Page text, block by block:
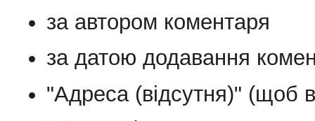
за автором коментаря
за датою додавання
"Адреса (відсутня)" (щоб